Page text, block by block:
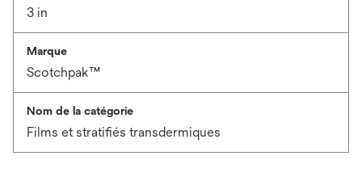
3 in
Marque
Scotchpak™
Nom de la catégorie
Films et stratifiés transdermiques